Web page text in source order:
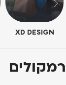
XD DESIGN
רמקולים